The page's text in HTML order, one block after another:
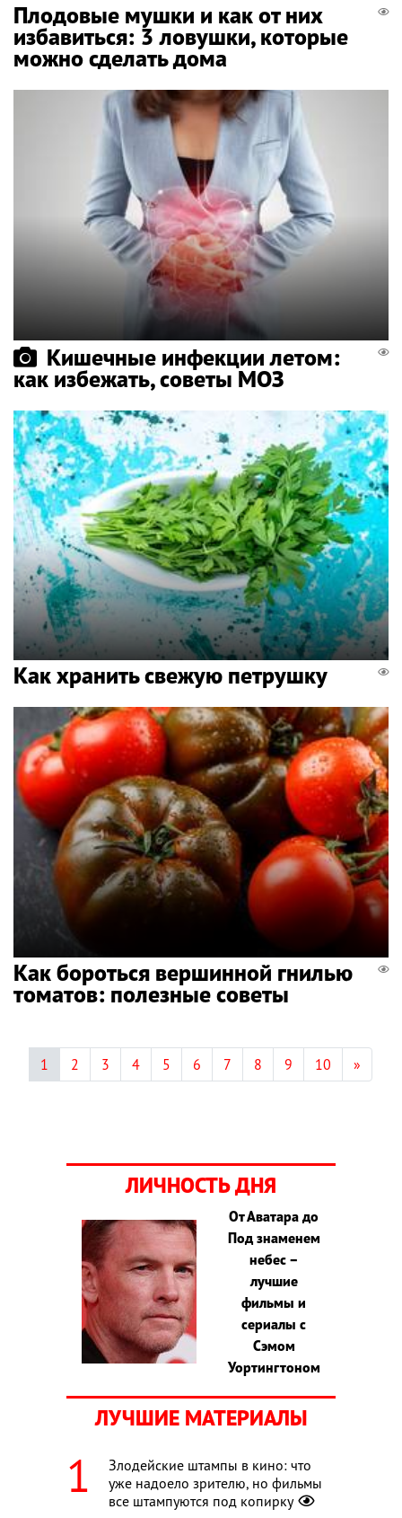
Плодовые мушки и как от них
избавиться: 3 ловушки, которые
можно сделать дома
Кишечные инфекции летом:
как избежать, советы МОЗ
Как хранить свежую петрушку
Как бороться вершинной гнилью
томатов: полезные советы
1 2 3 4 5 6 7 8 9 10 »
ЛИЧНОСТЬ ДНЯ
От Аватара до
Под знаменем
небес –
лучшие
фильмы и
сериалы с
Сэмом
Уортингтоном
ЛУЧШИЕ МАТЕРИАЛЫ
Злодейские штампы в кино: что
уже надоело зрителю, но фильмы
все штампуются под копирку